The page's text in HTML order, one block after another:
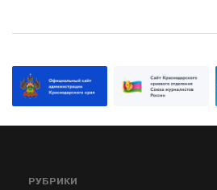
РУБРИКИ